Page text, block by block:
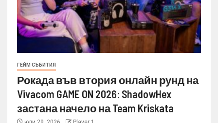
ГЕЙМ СЪБИТИЯ
Рокада във втория онлайн рунд на
Vivacom GAME ON 2026: ShadowHex
застана начело на Team Kriskata